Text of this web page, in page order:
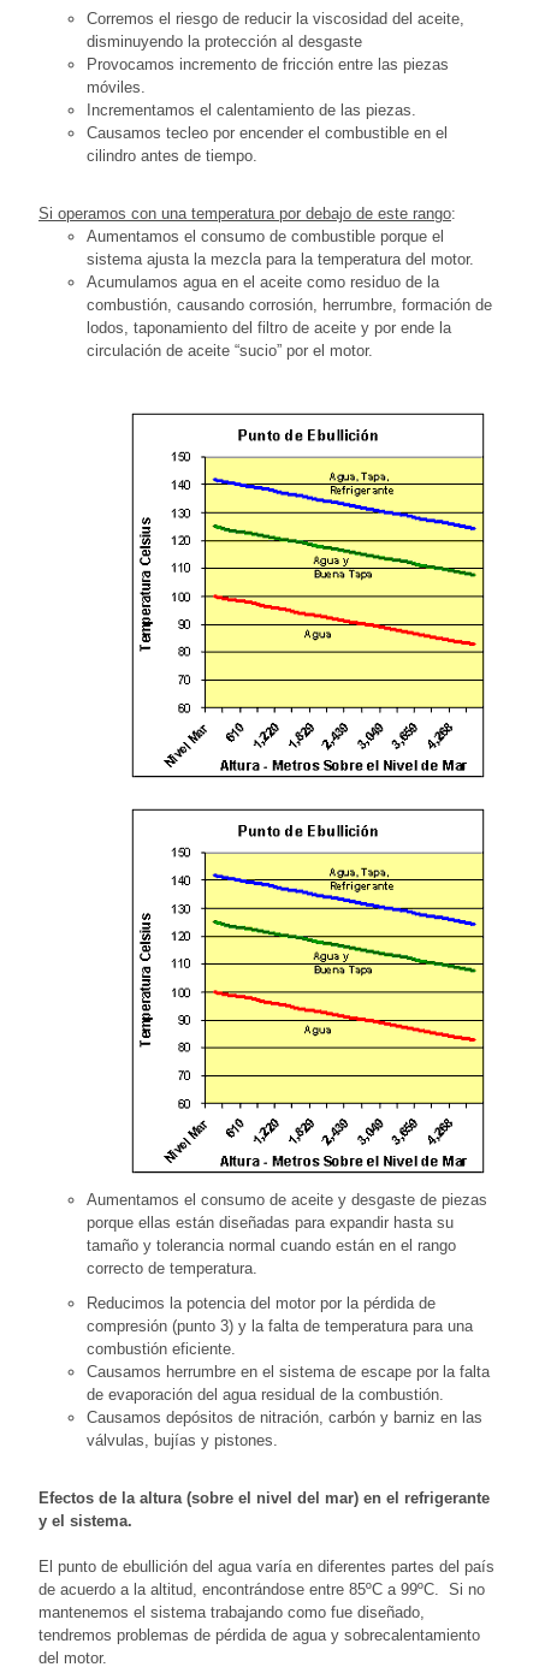
Corremos el riesgo de reducir la viscosidad del aceite,
disminuyendo la protección al desgaste
Provocamos incremento de fricción entre las piezas
móviles.
Incrementamos el calentamiento de las piezas.
Causamos tecleo por encender el combustible en el
cilindro antes de tiempo.
Si operamos con una temperatura por debajo de este rango:
Aumentamos el consumo de combustible porque el
sistema ajusta la mezcla para la temperatura del motor.
Acumulamos agua en el aceite como residuo de la
combustión, causando corrosión, herrumbre, formación de
lodos, taponamiento del filtro de aceite y por ende la
circulación de aceite “sucio” por el motor.
Aumentamos el consumo de aceite y desgaste de piezas
porque ellas están diseñadas para expandir hasta su
tamaño y tolerancia normal cuando están en el rango
correcto de temperatura.
Reducimos la potencia del motor por la pérdida de
compresión (punto 3) y la falta de temperatura para una
combustión eficiente.
Causamos herrumbre en el sistema de escape por la falta
de evaporación del agua residual de la combustión.
Causamos depósitos de nitración, carbón y barniz en las
válvulas, bujías y pistones.
Efectos de la altura (sobre el nivel del mar) en el refrigerante
y el sistema.
El punto de ebullición del agua varía en diferentes partes del país
de acuerdo a la altitud, encontrándose entre 85ºC a 99ºC. Si no
mantenemos el sistema trabajando como fue diseñado,
tendremos problemas de pérdida de agua y sobrecalentamiento
del motor.